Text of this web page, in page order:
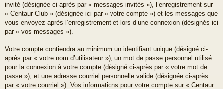
invité (désignée ci-après par « messages invités »), l’enregistrement sur
« Centaur Club » (désignée ici par « votre compte ») et les messages que
vous envoyez après l’enregistrement et lors d’une connexion (désignés ici
par « vos messages »).
Votre compte contiendra au minimum un identifiant unique (désigné ci-
après par « votre nom d’utilisateur »), un mot de passe personnel utilisé
pour la connexion à votre compte (désigné ci-après par « votre mot de
passe »), et une adresse courriel personnelle valide (désignée ci-après
par « votre courriel »). Vos informations pour votre compte sur « Centaur